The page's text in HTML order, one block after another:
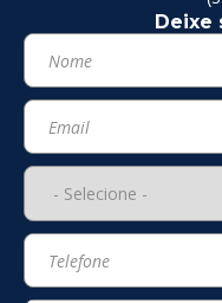
Deixe